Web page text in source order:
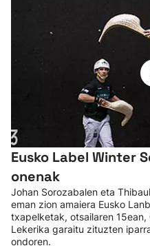
Eusko Label Winter
onenak
Johan Sorozabalen eta
eman zion amaiera Eusko
txapelketak, otsailaren 15ean,
Lekerika garaitu zituzten
ondoren.